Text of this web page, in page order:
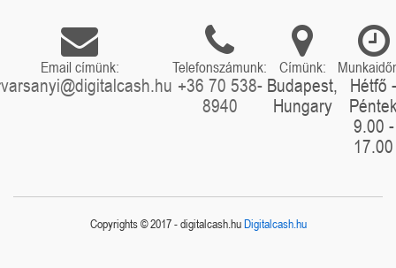
Email címünk: Telefonszámunk:
+36 70 538-
8940
Címünk:
Budapest,
Hungary
Hétfő -
9.00 -
17.00
Copyrights © 2017 - digitalcash.huDigitalcash.hu